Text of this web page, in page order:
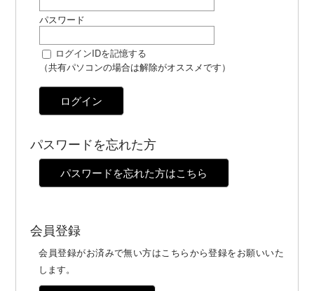
パスワード
ログインIDを記憶する
（共有パソコンの場合は解除がオススメです）
ログイン
パスワードを忘れた方
パスワードを忘れた方はこちら
会員登録
会員登録がお済みで無い方はこちらから登録をお願いいた
します。